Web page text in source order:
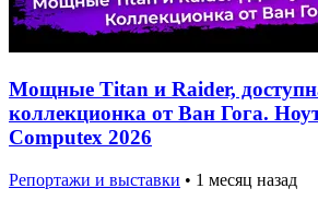
Мощные Titan и Raider,
коллекционка от Ван Гога.
Computex 2026
Репортажи и выставки • 1 месяц назад